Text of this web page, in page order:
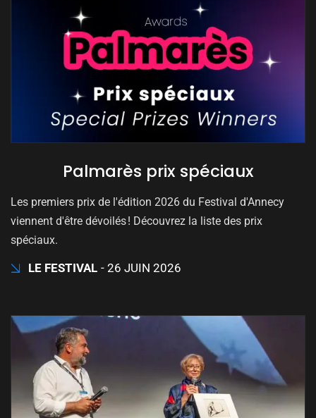
Palmarès prix spéciaux
Les premiers prix de l'édition 2026 du Festival d'Annecy
viennent d'être dévoilés ! Découvrez la liste des prix
spéciaux.
LE FESTIVAL 26 JUIN 2026